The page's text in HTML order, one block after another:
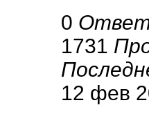
0
1731
12 фев